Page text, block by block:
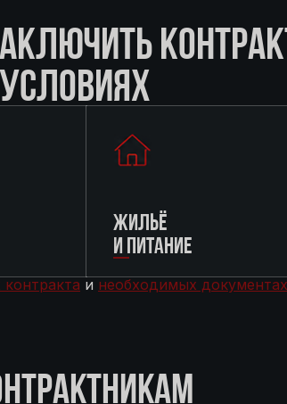
ЖИЛЬЁ
И ПИТАНИЕ
контракта и необходимых документах